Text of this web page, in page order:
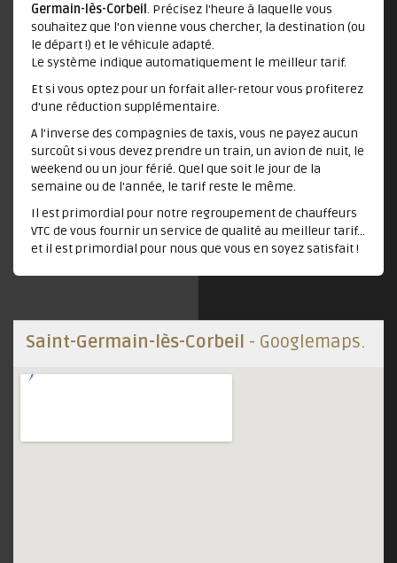
Germain-lès-Corbeil . Précisez l'heure à laquelle vous
souhaitez que l'on vienne vous chercher, la destination (ou
le départ !) et le véhicule adapté.
Le système indique automatiquement le meilleur tarif.
Et si vous optez pour un forfait aller-retour vous profiterez
d'une réduction supplémentaire.
A l’inverse des compagnies de taxis, vous ne payez aucun
surcoût si vous devez prendre un train, un avion de nuit, le
weekend ou un jour férié. Quel que soit le jour de la
semaine ou de l'année, le tarif reste le même.
Il est primordial pour notre regroupement de chauffeurs
VTC de vous fournir un service de qualité au meilleur tarif...
et il est primordial pour nous que vous en soyez satisfait !
Saint-Germain-lès-Corbeil - Googlemaps.